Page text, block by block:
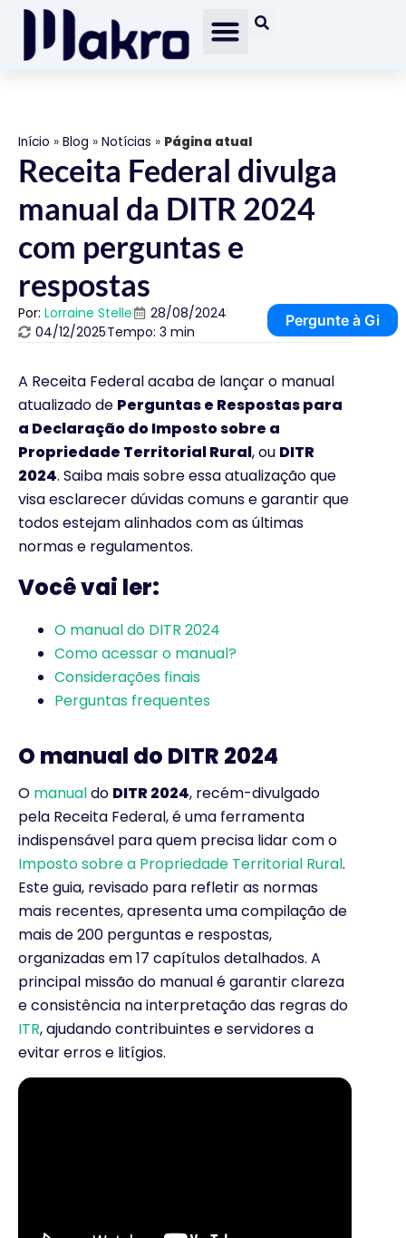
Início » Blog » Notícias » Página atual
Receita Federal divulga
manual da DITR 2024
com perguntas e
respostas
Por: Lorraine Stelle
28/08/2024
04/12/2025Tempo: 3 min
Pergunte à Gi
A Receita Federal acaba de lançar o manual
atualizado de Perguntas e Respostas para
a Declaração do Imposto sobre a
Propriedade Territorial Rural, ou DITR
2024. Saiba mais sobre essa atualização que
visa esclarecer dúvidas comuns e garantir que
todos estejam alinhados com as últimas
normas e regulamentos.
Você vai ler:
O manual do DITR 2024
Como acessar o manual?
Considerações finais
Perguntas frequentes
O manual do DITR 2024
O manualdo DITR 2024, recém-divulgado
pela Receita Federal, é uma ferramenta
indispensável para quem precisa lidar com o
Imposto sobre a Propriedade Territorial Rural.
Este guia, revisado para refletir as normas
mais recentes, apresenta uma compilação de
mais de 200 perguntas e respostas,
organizadas em 17 capítulos detalhados. A
principal missão do manual é garantir clareza
e consistência na interpretação das regras do
ITR, ajudando contribuintes e servidores a
evitar erros e litígios.